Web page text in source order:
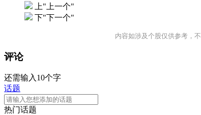
上"上一个"
下"下一个"
内容如涉及个股仅供参考，
评论
还需输入10个字
话题
热门话题